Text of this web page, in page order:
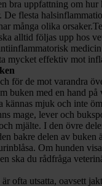
bra uppfattning om hur
De flesta
många olika
alltid följas upp hos
mycket effektiv mot
för de mot varandra
buken med en hand på
kännas mjuk och inte
mage, lever och
mjälte. I den övre
bakre delen av buken
Om hunden
ska du rådfråga
ofta utsatta, oavsett